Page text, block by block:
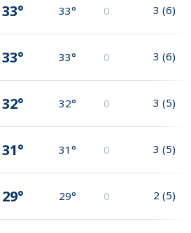
33° 33° 0 3 (6)
33° 33° 0 3 (6)
32° 32° 0 3 (5)
31° 31° 0 3 (5)
29° 29° 0 2 (5)